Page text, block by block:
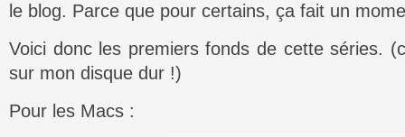
le blog. Parce que pour certains, ça fait un
Voici donc les premiers fonds de cette séries.
sur mon disque dur !)
Pour les Macs :